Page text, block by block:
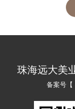
珠海远大美
备案号【